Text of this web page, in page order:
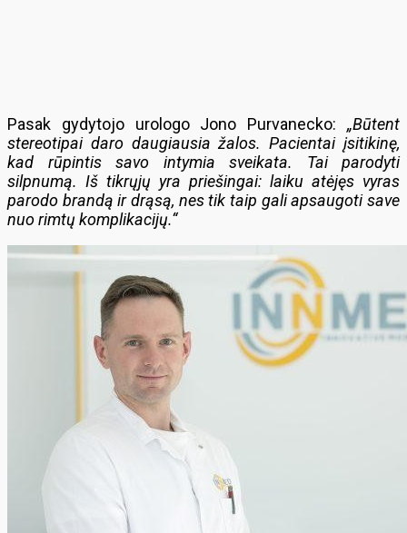
Pasak gydytojo urologo Jono Purvanecko: „Būtent
stereotipai daro daugiausia žalos. Pacientai įsitikinę,
kad rūpintis savo intymia sveikata. Tai parodyti
silpnumą. Iš tikrųjų yra priešingai: laiku atėjęs vyras
parodo brandą ir drąsą, nes tik taip gali apsaugoti save
nuo rimtų komplikacijų.“